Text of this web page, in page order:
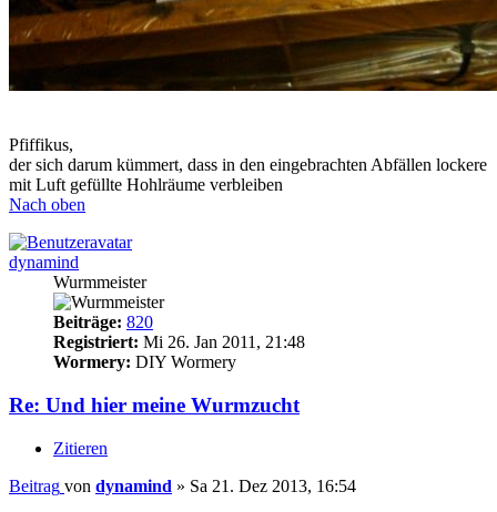
Pfiffikus,
der sich darum kümmert, dass in den eingebrachten Abfällen lockere
mit Luft gefüllte Hohlräume verbleiben
Nach oben
dynamind
Wurmmeister
Beiträge: 820
Registriert: Mi 26. Jan 2011, 21:48
Wormery: DIY Wormery
Re: Und hier meine Wurmzucht
Zitieren
Beitrag von dynamind » Sa 21. Dez 2013, 16:54